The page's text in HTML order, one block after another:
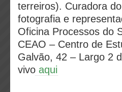
terreiros). Curadora
fotografia e
Oficina Processos do
CEAO – Centro de
Galvão, 42 – Largo 2
vivo aqui